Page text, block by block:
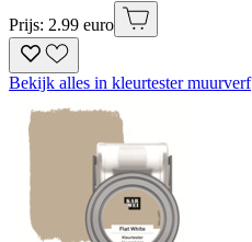
Prijs: 2.99 euro
Bekijk alles in kleurtester muurverf